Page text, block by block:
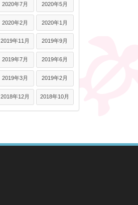
2020年7月 2020年5月
2020年2月 2020年1月
2019年11月 2019年9月
2019年7月 2019年6月
2019年3月 2019年2月
2018年12月 2018年10月